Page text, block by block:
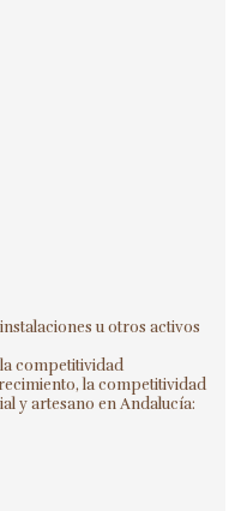
u otros activos
competitividad
la competitividad
y artesano en Andalucía: